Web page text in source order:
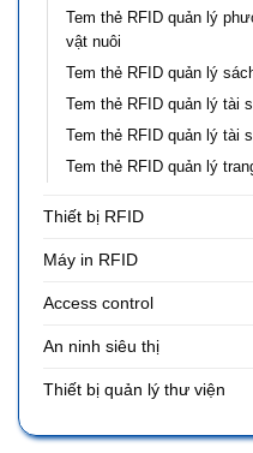
Tem thẻ RFID quản lý
vật nuôi
Tem thẻ RFID quản lý
Tem thẻ RFID quản lý tài
Tem thẻ RFID quản lý tài
Tem thẻ RFID quản lý
Thiết bị RFID
Máy in RFID
Access control
An ninh siêu thị
Thiết bị quản lý thư viện